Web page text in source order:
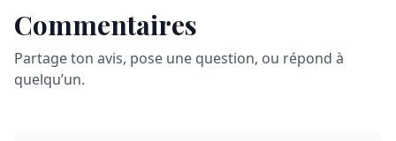
Commentaires
Partage ton avis, pose une question, ou répond à
quelqu’un.